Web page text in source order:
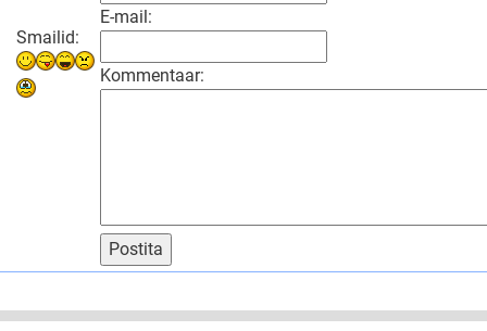
Smailid:
E-mail:
Kommentaar:
Postita